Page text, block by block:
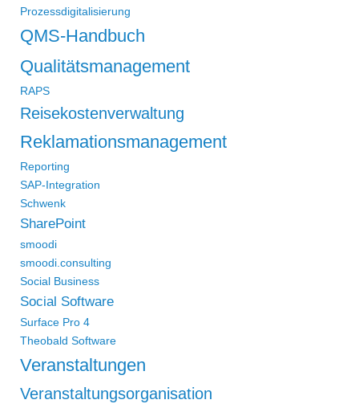
Prozessdigitalisierung
QMS-Handbuch
Qualitätsmanagement
RAPS
Reisekostenverwaltung
Reklamationsmanagement
Reporting
SAP-Integration
Schwenk
SharePoint
smoodi
smoodi.consulting
Social Business
Social Software
Surface Pro 4
Theobald Software
Veranstaltungen
Veranstaltungsorganisation